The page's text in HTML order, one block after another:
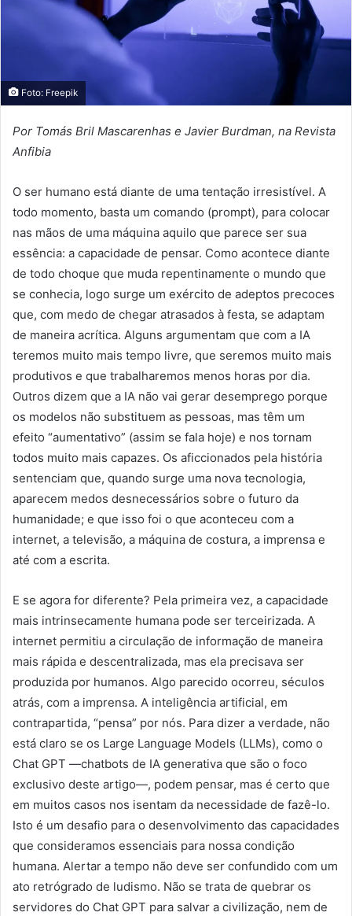
Foto: Freepik
Por Tomás Bril Mascarenhas e Javier Burdman, na Revista
Anfibia
O ser humano está diante de uma tentação irresistível. A
todo momento, basta um comando (prompt), para colocar
nas mãos de uma máquina aquilo que parece ser sua
essência: a capacidade de pensar. Como acontece diante
de todo choque que muda repentinamente o mundo que
se conhecia, logo surge um exército de adeptos precoces
que, com medo de chegar atrasados à festa, se adaptam
de maneira acrítica. Alguns argumentam que com a IA
teremos muito mais tempo livre, que seremos muito mais
produtivos e que trabalharemos menos horas por dia.
Outros dizem que a IA não vai gerar desemprego porque
os modelos não substituem as pessoas, mas têm um
efeito “aumentativo” (assim se fala hoje) e nos tornam
todos muito mais capazes. Os aficcionados pela história
sentenciam que, quando surge uma nova tecnologia,
aparecem medos desnecessários sobre o futuro da
humanidade; e que isso foi o que aconteceu com a
internet, a televisão, a máquina de costura, a imprensa e
até com a escrita.
E se agora for diferente? Pela primeira vez, a capacidade
mais intrinsecamente humana pode ser terceirizada. A
internet permitiu a circulação de informação de maneira
mais rápida e descentralizada, mas ela precisava ser
produzida por humanos. Algo parecido ocorreu, séculos
atrás, com a imprensa. A inteligência artificial, em
contrapartida, “pensa” por nós. Para dizer a verdade, não
está claro se os Large Language Models (LLMs), como o
Chat GPT —chatbots de IA generativa que são o foco
exclusivo deste artigo—, podem pensar, mas é certo que
em muitos casos nos isentam da necessidade de fazê-lo.
Isto é um desafio para o desenvolvimento das capacidades
que consideramos essenciais para nossa condição
humana. Alertar a tempo não deve ser confundido com um
ato retrógrado de ludismo. Não se trata de quebrar os
servidores do Chat GPT para salvar a civilização, nem de